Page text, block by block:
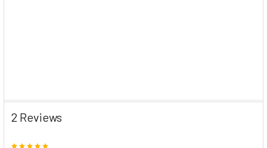
2 Reviews